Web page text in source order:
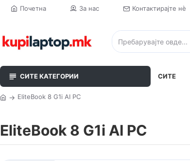
Почетна За нас Контактирајте нè
СИТЕ КАТЕГОРИИ СИТЕ
EliteBook 8 G1i AI PC
EliteBook 8 G1i AI PC